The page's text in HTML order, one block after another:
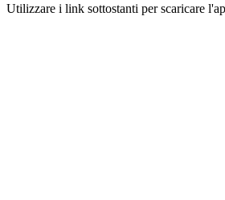
Utilizzare i link sottostanti per scaricare